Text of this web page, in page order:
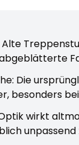
Die
besonders bei
wirkt
unpassend